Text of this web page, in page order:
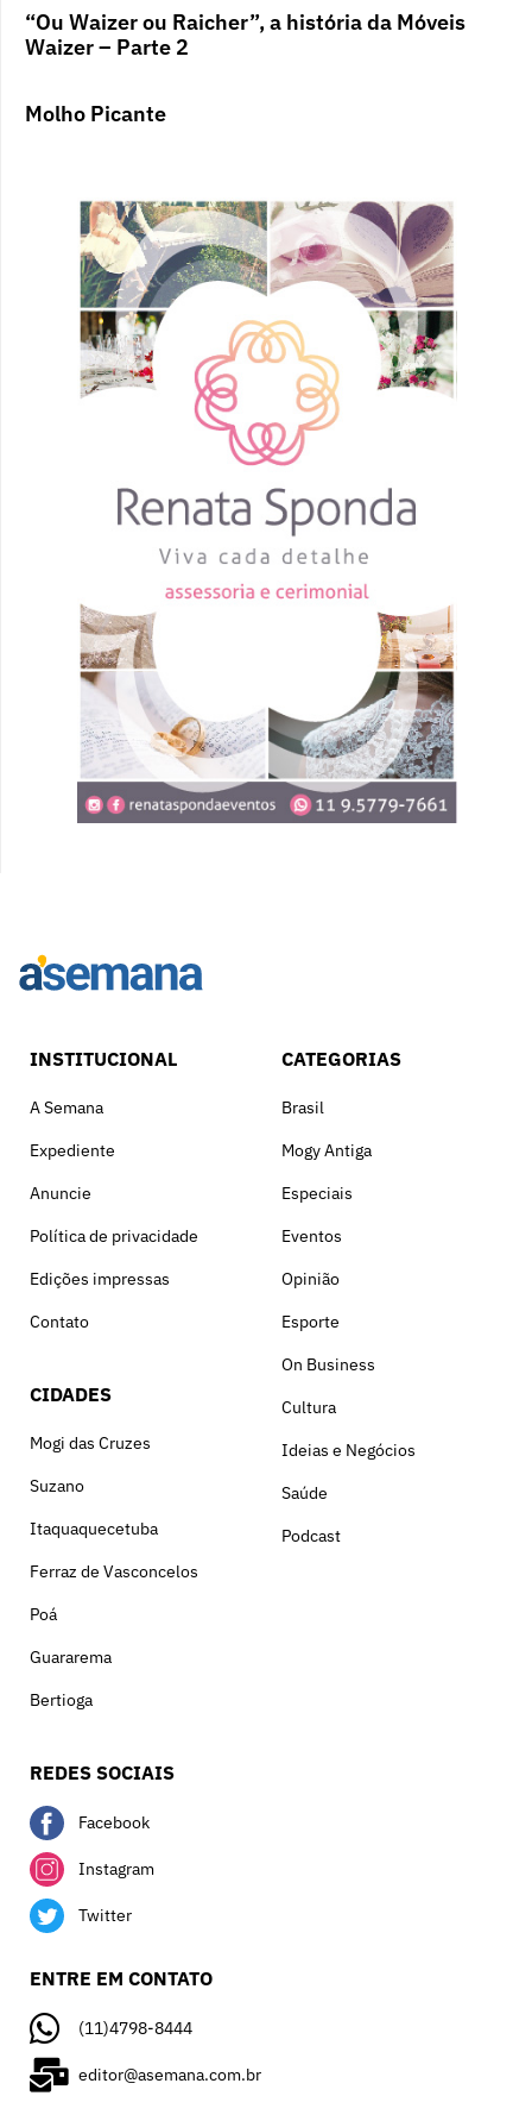
“Ou Waizer ou Raicher”, a história da Móveis
Waizer – Parte 2
Molho Picante
INSTITUCIONAL
A Semana
Expediente
Anuncie
Política de privacidade
Edições impressas
Contato
CIDADES
Mogi das Cruzes
Suzano
Itaquaquecetuba
Ferraz de Vasconcelos
Poá
Guararema
Bertioga
CATEGORIAS
Brasil
Mogy Antiga
Especiais
Eventos
Opinião
Esporte
On Business
Cultura
Ideias e Negócios
Saúde
Podcast
REDES SOCIAIS
Facebook
Instagram
Twitter
ENTRE EM CONTATO
(11)4798-8444
editor@asemana.com.br